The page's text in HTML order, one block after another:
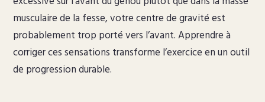
musculaire de la fesse, votre centre de gravité est
probablement trop porté vers l’avant. Apprendre à
corriger ces sensations transforme l’exercice en un outil
de progression durable.